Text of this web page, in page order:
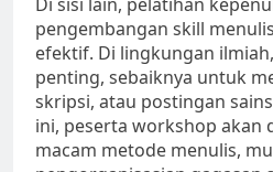
pengembangan skill
efektif. Di lingkungan
penting, sebaiknya untuk
skripsi, atau postingan
ini, peserta workshop akan
macam metode menulis,